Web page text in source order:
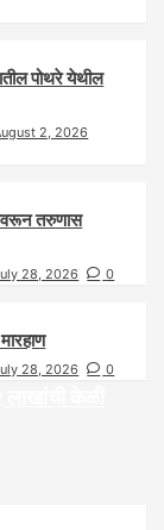
पोथरे येथील
2, 2026
तरुणास
28, 2026 0
28, 2026 0